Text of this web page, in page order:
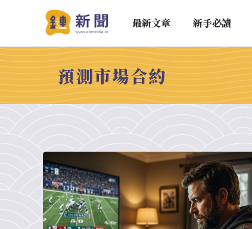
最新文章 新手必讀
預測市場合約